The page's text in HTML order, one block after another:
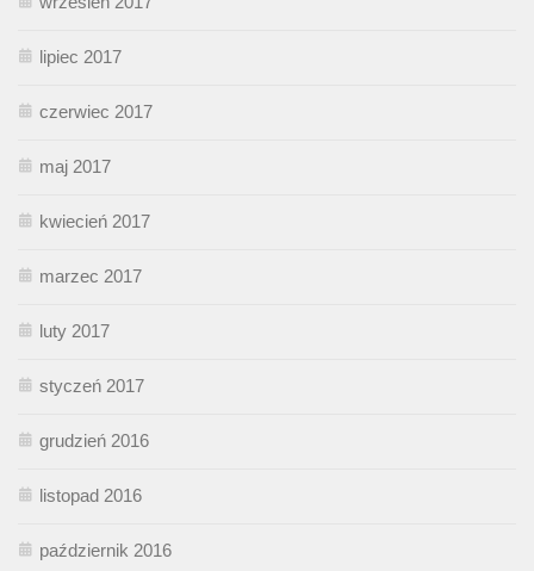
lipiec 2017
czerwiec 2017
maj 2017
kwiecień 2017
marzec 2017
luty 2017
styczeń 2017
grudzień 2016
listopad 2016
październik 2016